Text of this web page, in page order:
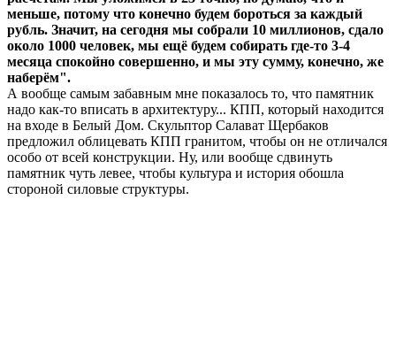
меньше, потому что конечно будем бороться за каждый
рубль. Значит, на сегодня мы собрали 10 миллионов, сдало
около 1000 человек, мы ещё будем собирать где-то 3-4
месяца спокойно совершенно, и мы эту сумму, конечно, же
наберём".
А вообще самым забавным мне показалось то, что памятник
надо как-то вписать в архитектуру... КПП, который находится
на входе в Белый Дом. Скульптор Салават Щербаков
предложил облицевать КПП гранитом, чтобы он не отличался
особо от всей конструкции. Ну, или вообще сдвинуть
памятник чуть левее, чтобы культура и история обошла
стороной силовые структуры.